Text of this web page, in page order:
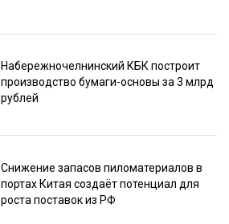
Набережночелнинский КБК построит
производство бумаги-основы за 3 млрд
рублей
Снижение запасов пиломатериалов в
портах Китая создаёт потенциал для
роста поставок из РФ